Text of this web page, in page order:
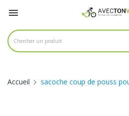

Accueil sacoche coup de pouss